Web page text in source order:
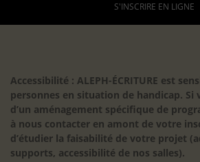
S'INSCRIRE EN LIGNE
Accessibilité : ALEPH-ÉCRITURE est
personnes en situation de handicap. Si
d’un aménagement spécifique de
à nous contacter en amont de votre
d’étudier la faisabilité de votre projet
supports, accessibilité de nos salles).